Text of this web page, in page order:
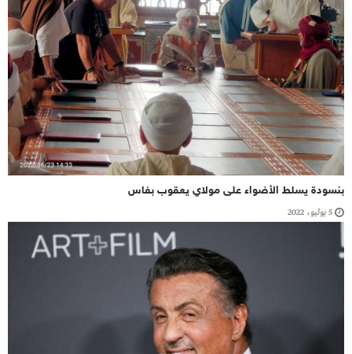
بنسودة يسلط الأضواء على مولاي يعقوب بفاس
5 يوليو، 2022